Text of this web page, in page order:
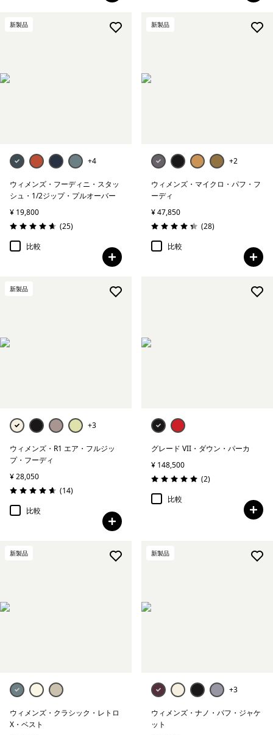
新製品
+4
ウィメンズ・フーディニ・スタッ
シュ・1/2ジップ・プルオーバー
¥ 19,800
評価: 4.6 / 5
(25レビュー
)
比較
新製品
+2
ウィメンズ・マイクロ・パフ・フ
ーディ
¥ 47,850
評価: 4.3 / 5
(28レビュー
)
比較
新製品
+3
ウィメンズ・R1 エア・フルジッ
プ・フーディ
¥ 28,050
評価: 4.6 / 5
(14レビュー
)
比較
グレード VII・ダウン・パーカ
¥ 148,500
評価: 5.0 / 5
(2レビュー
)
比較
新製品
ウィメンズ・クラシック・レトロ
X・ベスト
新製品
+3
ウィメンズ・ナノ・パフ・ジャケ
ット